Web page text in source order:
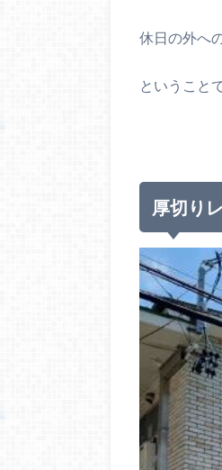
休日の外へ
ということ
厚切り